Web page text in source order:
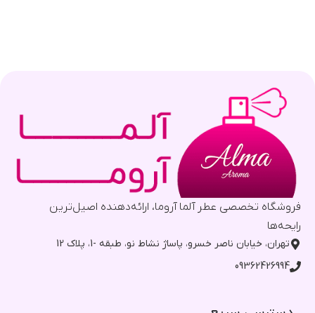
فروشگاه تخصصی عطر آلما آروما، ارائه‌دهنده اصیل‌ترین
رایحه‌ها
تهران، خیابان ناصر خسرو، پاساژ نشاط نو، طبقه -1، پلاک 12
09362426994